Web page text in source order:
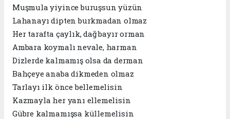
Muşmula yiyince buruşsun yüzün
Lahanayı dipten burkmadan olmaz
Her tarafta çaylık, dağ bayır orman
Ambara koymalı nevale, harman
Dizlerde kalmamış olsa da derman
Bahçeye anaba dikmeden olmaz
Tarlayı ilk önce bellemelisin
Kazmayla her yanı ellemelisin
Gübre kalmamışsa küllemelisin